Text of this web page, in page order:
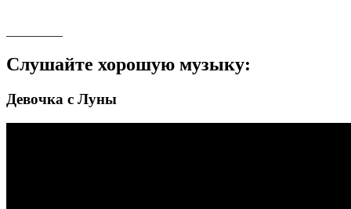
Слушайте хорошую музыку:
Девочка с Луны